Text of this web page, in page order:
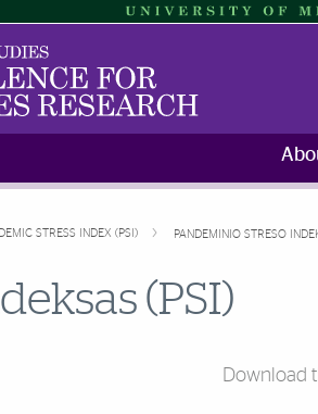
STRESS INDEX (PSI) PANDEMINIO STRESO
(PSI)
Download